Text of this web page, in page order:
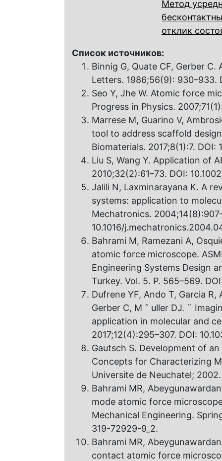
Метод
отклик
Список источников:
Binnig G, Quate CF, Gerber
Letters. 1986;56(9): 930–933.
Seo Y, Jhe W. Atomic force
Progress in Physics.
Marrese M, Guarino V,
tool to address scaffold
Biomaterials. 2017;8(1):7. DOI:
Liu S, Wang Y. Application of
2010;32(2):61–73. DOI:
Jalili N, Laxminarayana K. A
systems: application to
Mechatronics.
10.1016/
Bahrami M, Ramezani A,
atomic force microscope.
Engineering Systems Design
Turkey. Vol. 5. P. 565–569.
Dufrene YF, Ando T, Garcia
Gerber C, M ˆ uller DJ. ¨
application in molecular and
2017;12(4):295–307. DOI:
Gautsch S. Development of
Concepts for Characterizing
Universite de Neuchatel;
Bahrami MR,
mode atomic force
Mechanical Engineering.
319-72929-9_2.
Bahrami MR,
contact atomic force